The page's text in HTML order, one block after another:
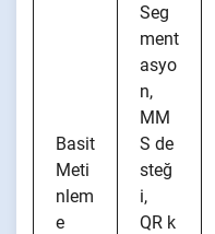
Basit
Meti
nlem
e
Seg
ment
asyo
n,
MM
S de
steğ
i,
QR k